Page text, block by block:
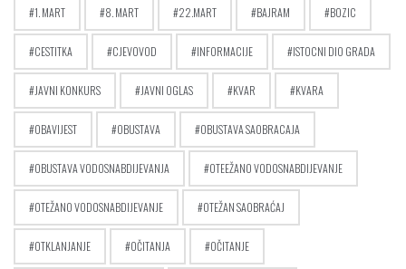
1. MART 8. MART 22.MART BAJRAM BOZIC
CESTITKA CJEVOVOD INFORMACIJE ISTOCNI DIO GRADA
JAVNI KONKURS JAVNI OGLAS KVAR KVARA
OBAVIJEST OBUSTAVA OBUSTAVA SAOBRACAJA
OBUSTAVA VODOSNABDIJEVANJA OTEEŽANO VODOSNABDIJEVANJE
OTEŽANO VODOSNABDIJEVANJE OTEŽAN SAOBRAĆAJ
OTKLANJANJE OČITANJA OČITANJE